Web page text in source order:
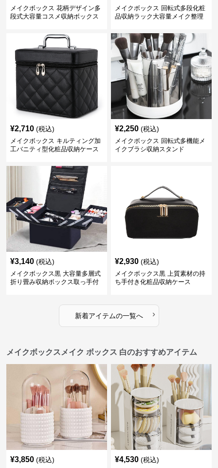
メイクボックス 花柄デザイン多
段式大容量コスメ収納ボックス
メイクボックス 回転式多段化粧
品収納ラック大容量メイク整理
¥2,710 (税込)
メイクボックス キルティング加
工バニティ型化粧品収納ケース
¥2,250 (税込)
メイクボックス 回転式多機能メ
イクブラシ収納スタンド
¥3,140 (税込)
メイクボックス黒 大容量多層式
折り畳み収納ボックス取っ手付
¥2,930 (税込)
メイクボックス黒 上質素材の持
ち手付き化粧品収納ケース
新着アイテムの一覧へ ›
メイクボックスメイク ボックス 白のおすすめアイテム
¥3,850 (税込) ¥4,530 (税込)